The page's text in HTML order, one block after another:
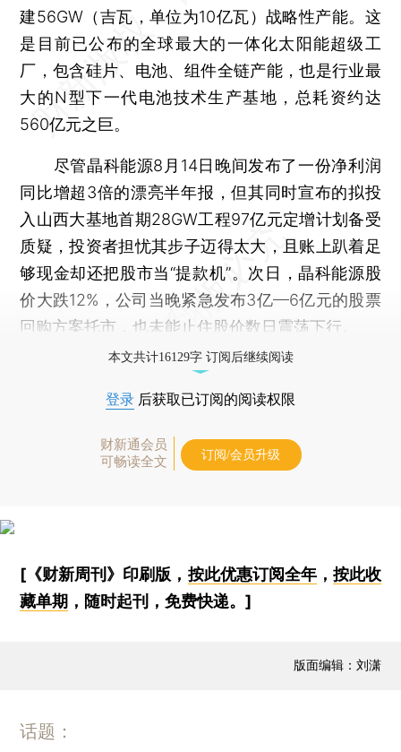
建56GW（吉瓦，单位为10亿瓦）战略性产能。这
是目前已公布的全球最大的一体化太阳能超级工
厂，包含硅片、电池、组件全链产能，也是行业最
大的N型下一代电池技术生产基地，总耗资约达
560亿元之巨。
尽管晶科能源8月14日晚间发布了一份净利润
同比增超3倍的漂亮半年报，但其同时宣布的拟投
入山西大基地首期28GW工程97亿元定增计划备受
质疑，投资者担忧其步子迈得太大，且账上趴着足
够现金却还把股市当“提款机”。次日，晶科能源股
价大跌12%，公司当晚紧急发布3亿—6亿元的股票
回购方案托市，也未能止住股价数日震荡下行。
本文共计16129字 订阅后继续阅读
登录 后获取已订阅的阅读权限
财新通会员
可畅读全文
订阅/会员升级
[《财新周刊》印刷版， 按此优惠订阅全年， 按此收
藏单期 ，随时起刊，免费快递。]
版面编辑：刘潇
话题：